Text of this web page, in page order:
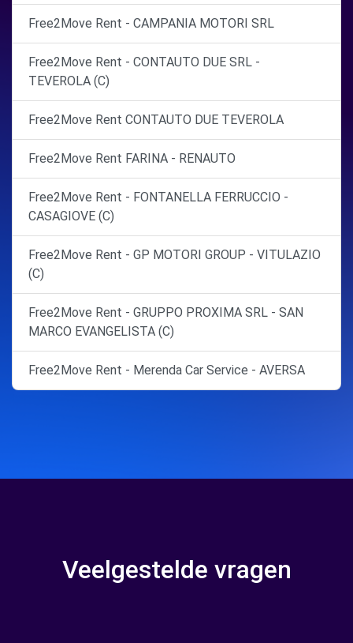
Free2Move Rent - CAMPANIA MOTORI SRL
Free2Move Rent - CONTAUTO DUE SRL -
TEVEROLA (C)
Free2Move Rent CONTAUTO DUE TEVEROLA
Free2Move Rent FARINA - RENAUTO
Free2Move Rent - FONTANELLA FERRUCCIO -
CASAGIOVE (C)
Free2Move Rent - GP MOTORI GROUP - VITULAZIO
(C)
Free2Move Rent - GRUPPO PROXIMA SRL - SAN
MARCO EVANGELISTA (C)
Free2Move Rent - Merenda Car Service - AVERSA
Veelgestelde vragen